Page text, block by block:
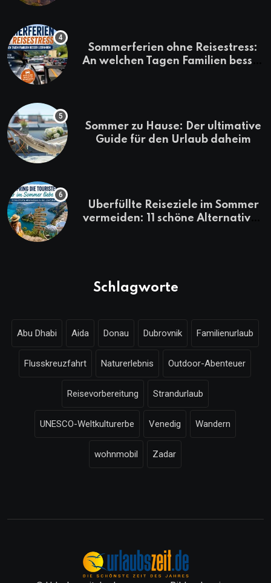
Sommerferien ohne Reisestress:
An welchen Tagen Familien besser
Sommer zu Hause: Der ultimative
Guide für den Urlaub daheim
Überfüllte Reiseziele im Sommer
vermeiden: 11 schöne Alternativen
Schlagworte
Abu Dhabi Aida Donau Dubrovnik Familienurlaub
Flusskreuzfahrt Naturerlebnis Outdoor-Abenteuer
Reisevorbereitung Strandurlaub
UNESCO-Weltkulturerbe Venedig Wandern
wohnmobil Zadar